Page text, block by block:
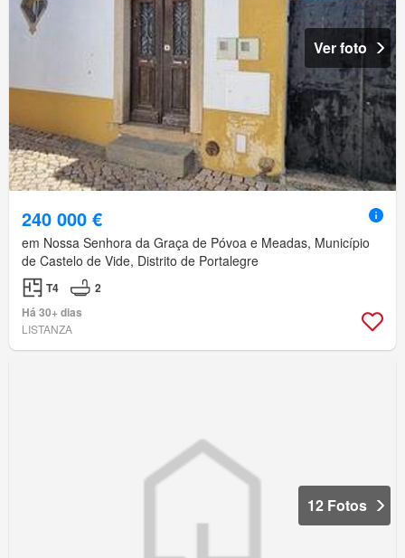
Ver foto
240 000 €
em Nossa Senhora da Graça de Póvoa e Meadas, Município
de Castelo de Vide, Distrito de Portalegre
T4
2
Há 30+ dias
LISTANZA
12 Fotos